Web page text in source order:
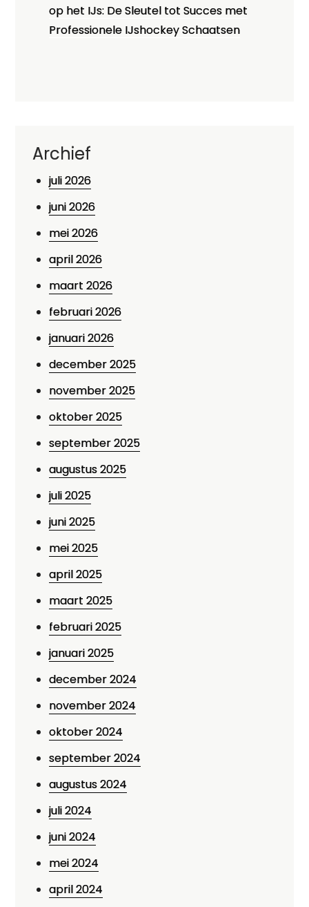
op het IJs: De Sleutel tot Succes met
Professionele IJshockey Schaatsen
Archief
juli 2026
juni 2026
mei 2026
april 2026
maart 2026
februari 2026
januari 2026
december 2025
november 2025
oktober 2025
september 2025
augustus 2025
juli 2025
juni 2025
mei 2025
april 2025
maart 2025
februari 2025
januari 2025
december 2024
november 2024
oktober 2024
september 2024
augustus 2024
juli 2024
juni 2024
mei 2024
april 2024